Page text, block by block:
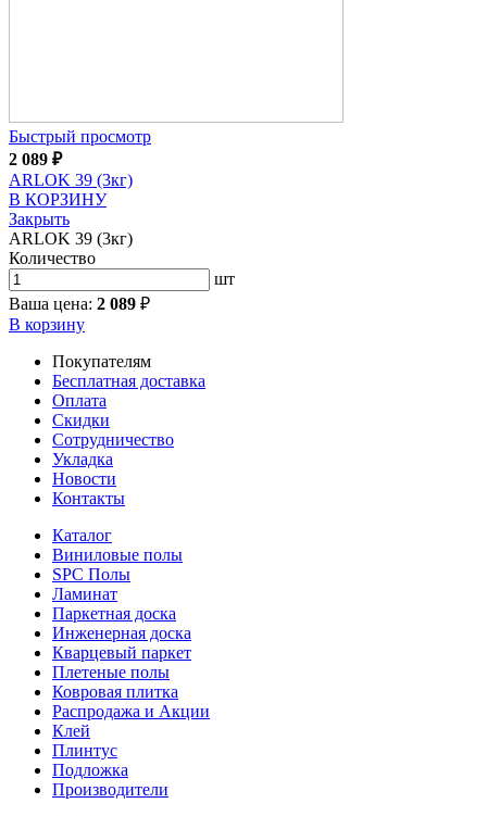
Быстрый просмотр
2 089 ₽
ARLOK 39 (3кг)
В КОРЗИНУ
Закрыть
ARLOK 39 (3кг)
Количество
шт
Ваша цена: 2 089 ₽
В корзину
Покупателям
Бесплатная доставка
Оплата
Скидки
Сотрудничество
Укладка
Новости
Контакты
Каталог
Виниловые полы
SPC Полы
Ламинат
Паркетная доска
Инженерная доска
Кварцевый паркет
Плетеные полы
Ковровая плитка
Распродажа и Акции
Клей
Плинтус
Подложка
Производители